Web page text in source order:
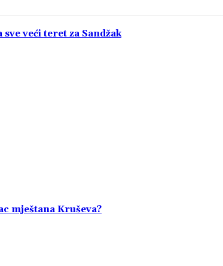
veći teret za Sandžak
mještana Kruševa?